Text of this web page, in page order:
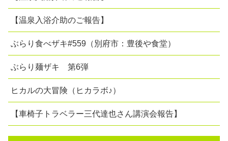
【温泉入浴介助のご報告】
ぶらり食べザキ#559（別府市：豊後や食堂）
ぶらり麺ザキ 第6弾
ヒカルの大冒険（ヒカラボ♪）
【車椅子トラベラー三代達也さん講演会報告】